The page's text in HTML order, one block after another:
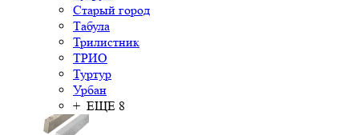
Старый город
Табула
Трилистник
ТРИО
Туртур
Урбан
+ ЕЩЕ 8